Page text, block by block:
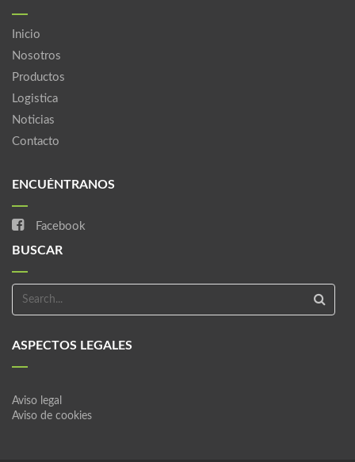
Inicio
Nosotros
Productos
Logistica
Noticias
Contacto
ENCUÉNTRANOS
Facebook
BUSCAR
ASPECTOS LEGALES
Aviso legal
Aviso de cookies